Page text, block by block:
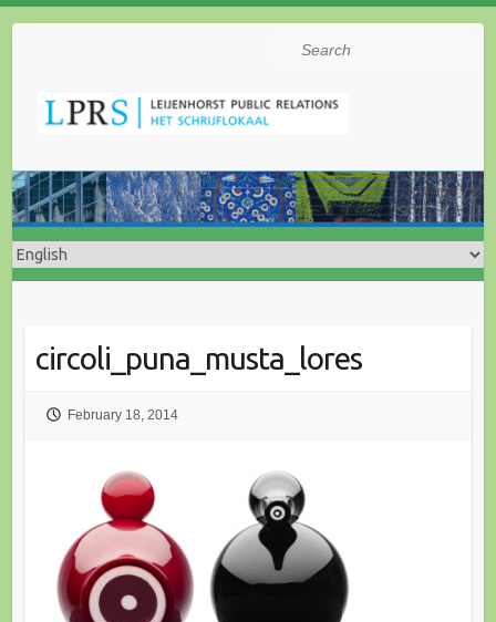
Search
circoli_puna_musta_lores
February 18, 2014